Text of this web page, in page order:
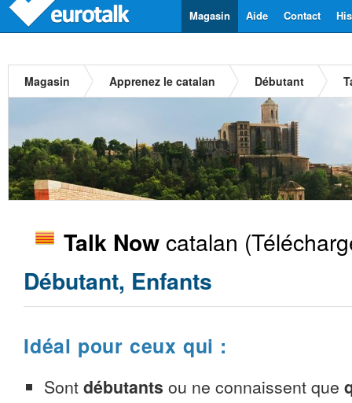
Contact
Aide
Magasin
Magasin Apprenez le catalan Débutant
Talk Now catalan
Débutant, Enfants
Idéal pour ceux qui :
Sont débutants ou ne connaissent que